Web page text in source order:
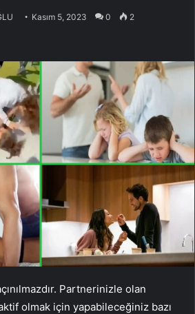
Kasım 5, 2023 0 2
Partnerinizle olan
olmak için yapabileceğiniz bazı